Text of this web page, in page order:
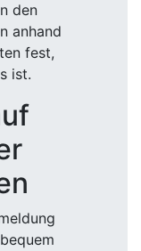
den
anhand
fest,
ist.